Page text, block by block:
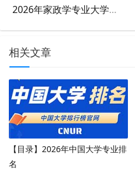
2026年家政学专业大学排名
相关文章
【目录】2026年中国大学专业排
名